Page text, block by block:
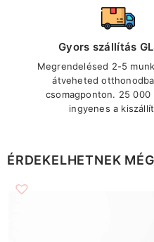
Gyors szállítás
Megrendelésed 2-5
átveheted
csomagponton. 25
ingyenes a
ÉRDEKELHETNEK MÉG